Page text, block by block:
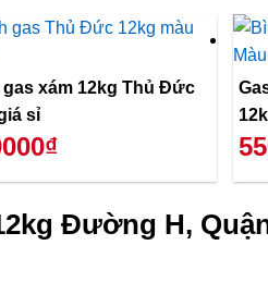
gas xám 12kg Thủ Đức
sỉ
Đường H,